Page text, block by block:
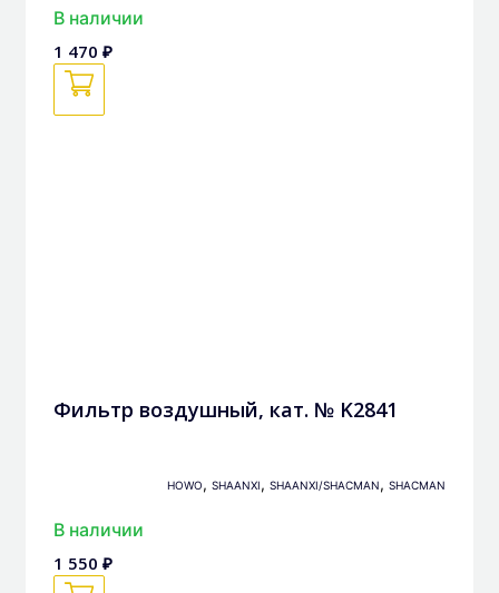
В наличии
1 470 ₽
Фильтр воздушный, кат. № K2841
HOWO, SHAANXI, SHAANXI/SHACMAN, SHACMAN
В наличии
1 550 ₽